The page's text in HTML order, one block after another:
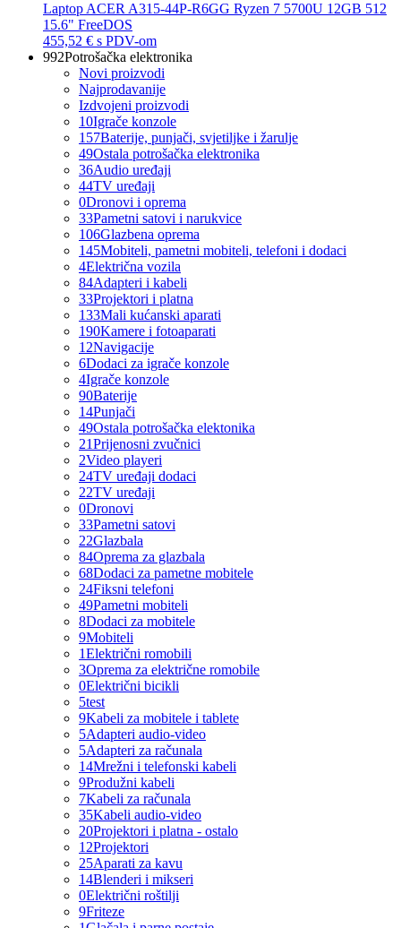
Laptop ACER A315-44P-R6GG Ryzen 7 5700U 12GB 512
15.6" FreeDOS
455,52 € s PDV-om
992Potrošačka elektronika
Novi proizvodi
Najprodavanije
Izdvojeni proizvodi
10Igrače konzole
157Baterije, punjači, svjetiljke i žarulje
49Ostala potrošačka elektronika
36Audio uređaji
44TV uređaji
0Dronovi i oprema
33Pametni satovi i narukvice
106Glazbena oprema
145Mobiteli, pametni mobiteli, telefoni i dodaci
4Električna vozila
84Adapteri i kabeli
33Projektori i platna
133Mali kućanski aparati
190Kamere i fotoaparati
12Navigacije
6Dodaci za igrače konzole
4Igrače konzole
90Baterije
14Punjači
49Ostala potrošačka elektonika
21Prijenosni zvučnici
2Video playeri
24TV uređaji dodaci
22TV uređaji
0Dronovi
33Pametni satovi
22Glazbala
84Oprema za glazbala
68Dodaci za pametne mobitele
24Fiksni telefoni
49Pametni mobiteli
8Dodaci za mobitele
9Mobiteli
1Električni romobili
3Oprema za električne romobile
0Električni bicikli
5test
9Kabeli za mobitele i tablete
5Adapteri audio-video
5Adapteri za računala
14Mrežni i telefonski kabeli
9Produžni kabeli
7Kabeli za računala
35Kabeli audio-video
20Projektori i platna - ostalo
12Projektori
25Aparati za kavu
14Blenderi i mikseri
0Električni roštilji
9Friteze